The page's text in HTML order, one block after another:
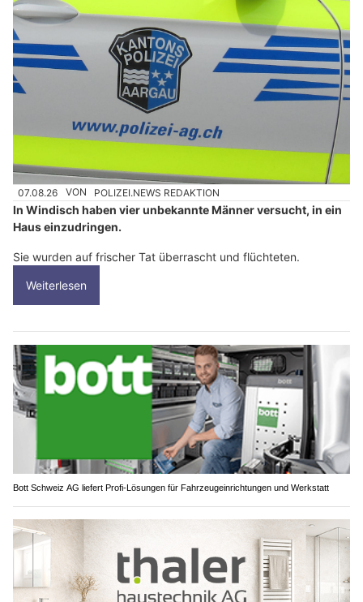
07.08.26 VON POLIZEI.NEWS REDAKTION
In Windisch haben vier unbekannte Männer versucht, in ein
Haus einzudringen.
Sie wurden auf frischer Tat überrascht und flüchteten.
Weiterlesen
Bott Schweiz AG liefert Profi-Lösungen für Fahrzeugeinrichtungen und Werkstatt